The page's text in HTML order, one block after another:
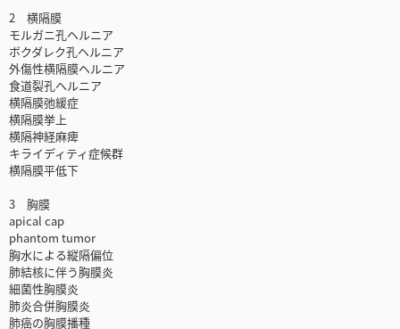
2 横隔膜
モルガニ孔ヘルニア
ボクダレク孔ヘルニア
外傷性横隔膜ヘルニア
食道裂孔ヘルニア
横隔膜弛緩症
横隔膜挙上
横隔神経麻痺
キライディティ症候群
横隔膜平低下
3 胸膜
apical cap
phantom tumor
胸水による縦隔偏位
肺結核に伴う胸膜炎
細菌性胸膜炎
肺炎合併胸膜炎
肺癌の胸膜播種